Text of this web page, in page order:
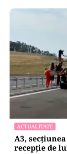
ACTUALITATE
A3,
recepție de